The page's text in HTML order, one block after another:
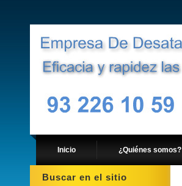
Inicio ¿Quiénes somos?
Buscar en el sitio